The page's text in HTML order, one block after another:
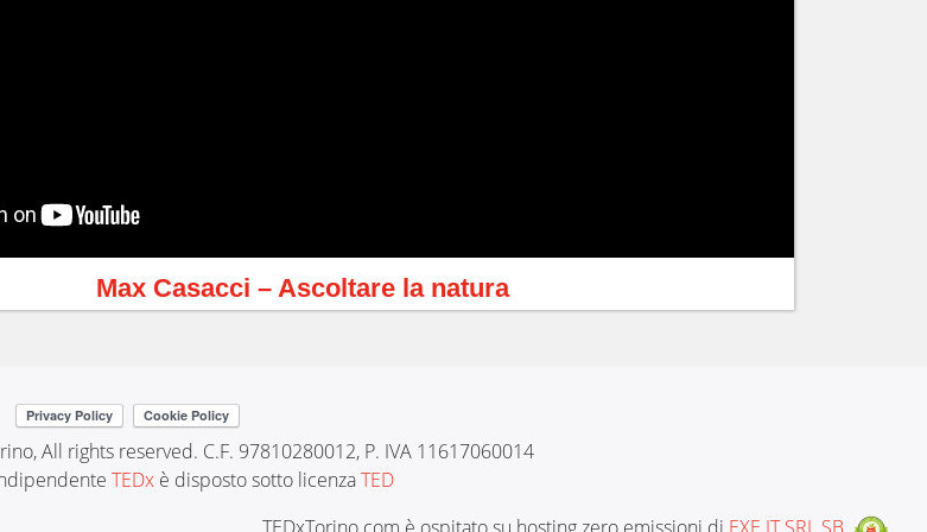
Max Casacci – Ascoltare la natura
All rights reserved. C.F. 97810280012, P. IVA 11617060014
TEDx è disposto sotto licenzaTED